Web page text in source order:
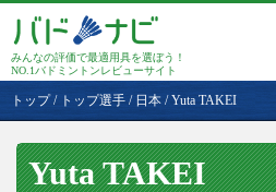
みんなの評価で最適用具を選ぼう！
NO.1バドミントンレビューサイト
トップ/ トップ選手 / 日本 /Yuta TAKEI
Yuta TAKEI